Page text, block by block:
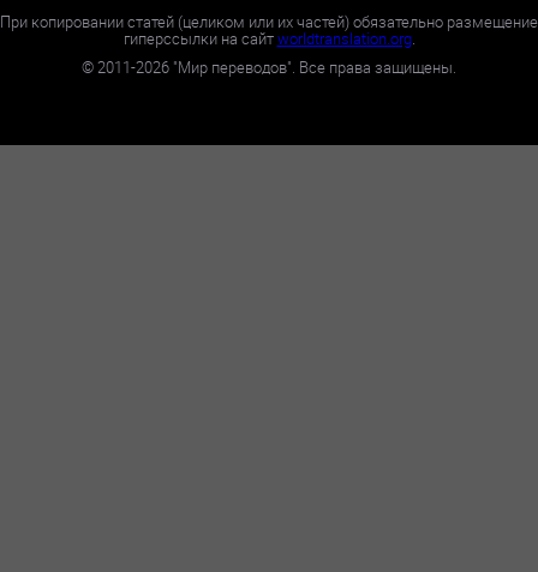
При копировании статей (целиком или их частей) обязательно размещение
гиперссылки на сайтworldtranslation.org.
©2011-2026 "Мир переводов". Все права защищены.